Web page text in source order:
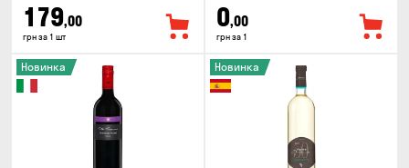
179,00
грн за 1 шт
0,00
грн за 1
Новинка Новинка